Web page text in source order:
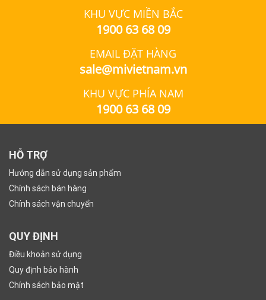
KHU VỰC MIỀN BẮC
1900 63 68 09
EMAIL ĐẶT HÀNG
sale@mivietnam.vn
KHU VỰC PHÍA NAM
1900 63 68 09
HỖ TRỢ
Hướng dẫn sử dụng sản phẩm
Chính sách bán hàng
Chính sách vận chuyển
QUY ĐỊNH
Điều khoản sử dụng
Quy định bảo hành
Chính sách bảo mật